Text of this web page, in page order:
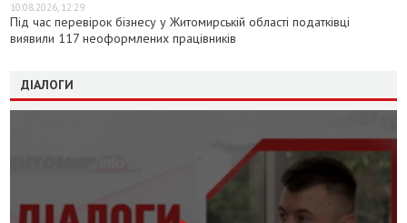
10.08.2026, 12:29
Під час перевірок бізнесу у Житомирській області податківці
виявили 117 неоформлених працівників
ДІАЛОГИ